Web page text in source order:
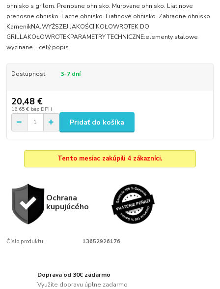
ohnisko s grilom. Prenosne ohnisko. Murovane ohnisko. Liatinove
prenosne ohnisko. Lacne ohnisko. Liatinové ohnisko. Zahradne ohnisko
KamenikNAJWYŻSZEJ JAKOŚCI KOŁOWROTEK DO
GRILLAKOŁOWROTEKPARAMETRY TECHNICZNE:elementy stalowe
wycinane... celý popis
Dostupnosť 3-7 dní
20,48 €
16,65 € bez DPH
Pridať do košíka
Tento mesiac zakúpili 4 zákazníci.
Ochrana
kupujúcého
Číslo produktu: 13652926176
Doprava od 30€ zadarmo
Využite dopravu úplne zadarmo